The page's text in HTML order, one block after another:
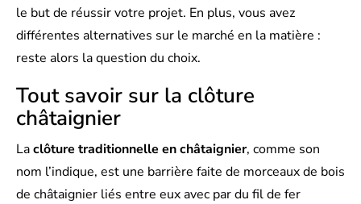
le but de réussir votre projet. En plus, vous avez
différentes alternatives sur le marché en la matière :
reste alors la question du choix.
Tout savoir sur la clôture
châtaignier
Laclôture traditionnelle en châtaignier, comme son
nom l’indique, est une barrière faite de morceaux de bois
de châtaignier liés entre eux avec par du fil de fer